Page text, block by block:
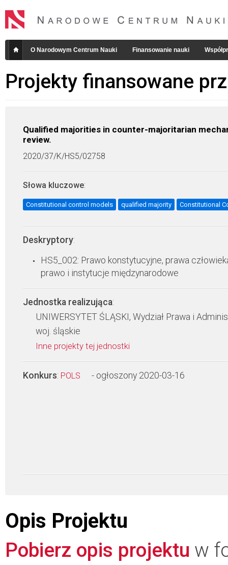
O Narodowym Centrum Nauki Finansowanie nauki
Projekty finansowane
Qualified majorities in counter-majoritarian
review.
2020/37/K/HS5/02758
Słowa kluczowe:
Constitutional control models qualified majority Constitutional
Deskryptory:
HS5_002: Prawo konstytucyjne, prawa
prawo i instytucje międzynarodowe
Jednostka realizująca:
UNIWERSYTET ŚLĄSKI, Wydział Prawa i
woj. śląskie
Inne projekty tej jednostki
Konkurs: POLS - ogłoszony 2020-03-16
Opis Projektu
Pobierz opis projektu w